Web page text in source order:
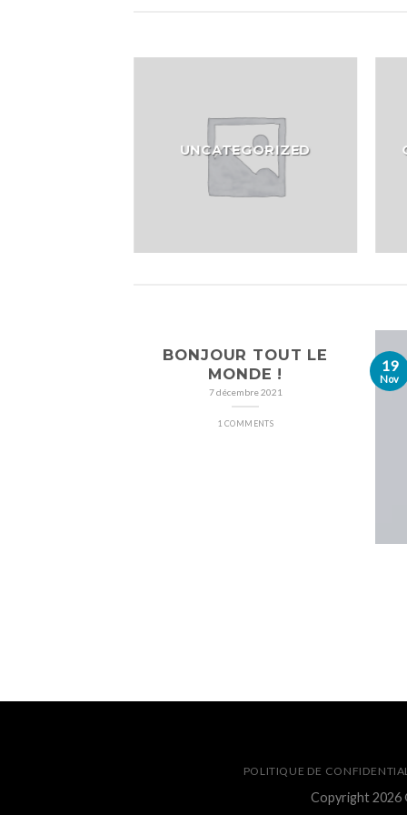
UNCATEGORIZED
BONJOUR TOUT LE
MONDE !
7 décembre 2021
1 COMMENTS
19
Nov
POLITIQUE DE
Copyright